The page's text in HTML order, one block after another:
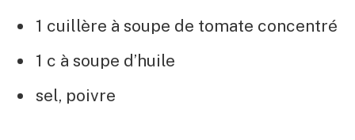
1 cuillère à soupe de tomate concentré
1 c à soupe d’huile
sel, poivre